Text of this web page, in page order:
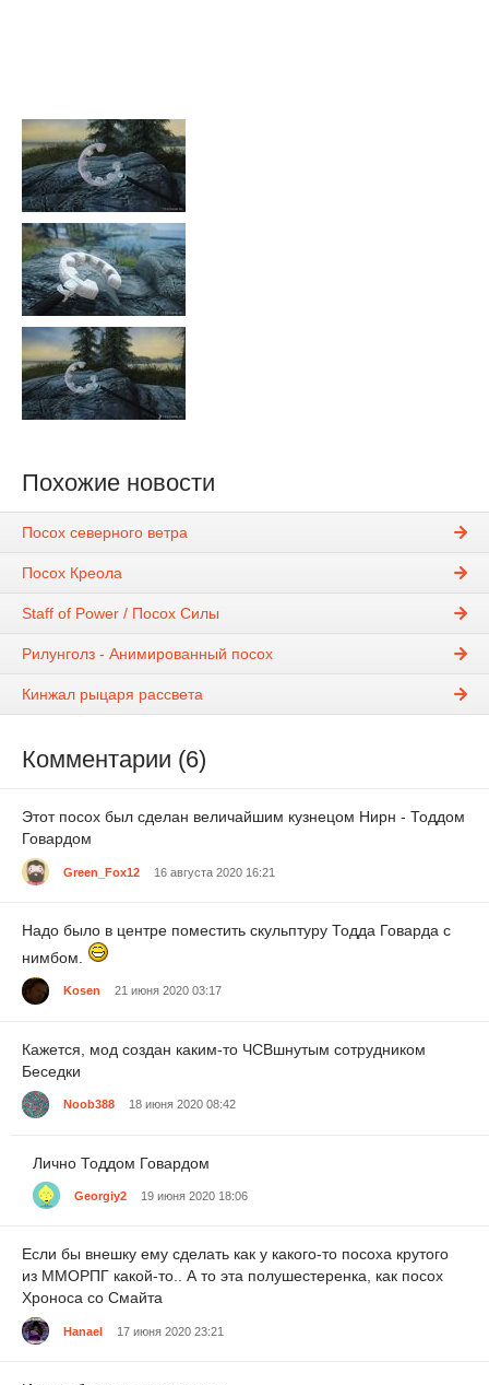
Похожие новости
Посох северного ветра
Посох Креола
Staff of Power / Посох Силы
Рилунголз - Анимированный посох
Кинжал рыцаря рассвета
Комментарии (6)
Этот посох был сделан величайшим кузнецом Нирн - Тоддом
Говардом
Green_Fox12 16 августа 2020 16:21
Надо было в центре поместить скульптуру Тодда Говарда с
нимбом.
Kosen 21 июня 2020 03:17
Кажется, мод создан каким-то ЧСВшнутым сотрудником
Беседки
Noob388 18 июня 2020 08:42
Лично Тоддом Говардом
Georgiy2 19 июня 2020 18:06
Если бы внешку ему сделать как у какого-то посоха крутого
из ММОРПГ какой-то.. А то эта полушестеренка, как посох
Хроноса со Смайта
Hanael 17 июня 2020 23:21